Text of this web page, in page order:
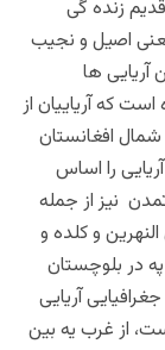
قدیم زنده گی
اصیل و نجیب
آریایی ها
که آریاییان از
شمال افغانستان
را اساس
نیز از جمله
و کلده و
در بلوچستان
آریایی
از غرب یه بین